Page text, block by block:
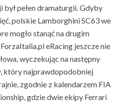
był pełen dramaturgii. Gdyby
polskie Lamborghini SC63 we
mogło stanąć na drugim
eRacing jeszcze nie
wyczekując na następny
który najprawdopodobniej
zgodnie z kalendarzem FIA
gdzie dwie ekipy Ferrari